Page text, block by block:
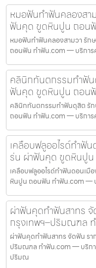
หมอฟันทำฟันคลองสา
ฟันคุด ขูดหินปูน ถอน
หมอฟันทำฟันคลองสามวา รัก
ถอนฟัน ทำฟัน.com — บริกา
คลินิกทันตกรรมทำฟัน
ฟันคุด ขูดหินปูน ถอน
คลินิกทันตกรรมทำฟันดุสิต รั
ถอนฟัน ทำฟัน.com — บริการ
เคลือบฟลูออไรด์ทำฟั
ร่น ผ่าฟันคุด ขูดหินปู
เคลือบฟลูออไรด์ทำฟันดอนเมื
หินปูน ถอนฟัน ทำฟัน.com —
ผ่าฟันคุดทำฟันสาทร
กรุงเทพฯ–ปริมณฑล
ผ่าฟันคุดทำฟันสาทร จัดฟัน ร
ปริมณฑล ทำฟัน.com — บริก
ปริมณ